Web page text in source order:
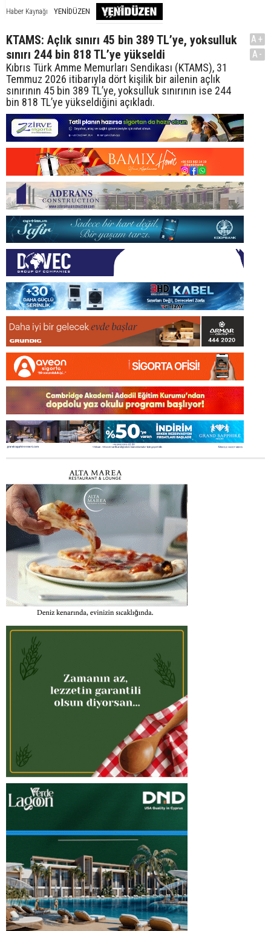
Haber Kaynağı YENİDÜZEN
KTAMS: Açlık sınırı 45 bin 389 TL’ye, yoksulluk
sınırı 244 bin 818 TL’ye yükseldi
Kıbrıs Türk Amme Memurları Sendikası (KTAMS), 31
Temmuz 2026 itibarıyla dört kişilik bir ailenin açlık
sınırının 45 bin 389 TL’ye, yoksulluk sınırının ise 244
bin 818 TL’ye yükseldiğini açıkladı.
A+
A-